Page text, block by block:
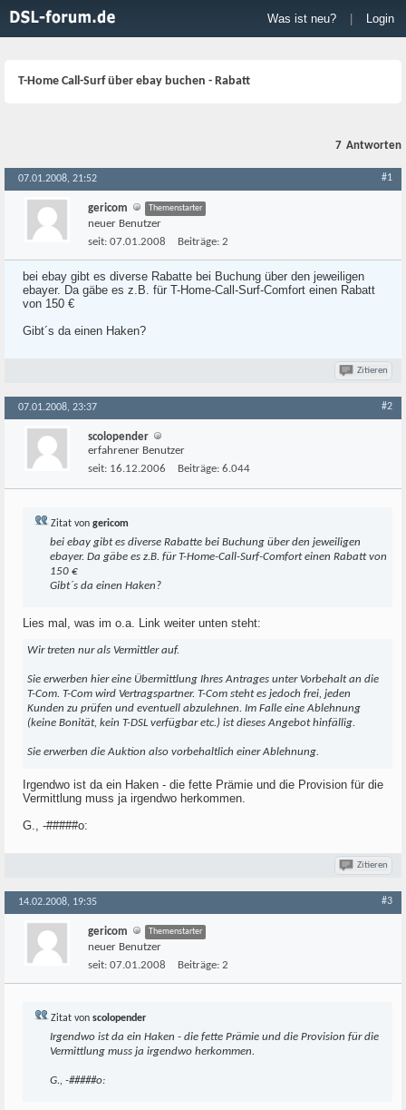
Was ist neu? Login
T-Home Call-Surf über ebay buchen - Rabatt
7 Antworten
07.01.2008, 21:52 #1
gericom Themenstarter
neuer Benutzer
seit: 07.01.2008 Beiträge: 2
bei ebay gibt es diverse Rabatte bei Buchung über den jeweiligen
ebayer. Da gäbe es z.B. für T-Home-Call-Surf-Comfort einen Rabatt
von 150 €
Gibt´s da einen Haken?
Zitieren
07.01.2008, 23:37 #2
scolopender
erfahrener Benutzer
seit: 16.12.2006 Beiträge: 6.044
Zitat von gericom
bei ebay gibt es diverse Rabatte bei Buchung über den jeweiligen
ebayer. Da gäbe es z.B. für T-Home-Call-Surf-Comfort einen Rabatt von
150 €
Gibt´s da einen Haken?
Lies mal, was im o.a. Link weiter unten steht:
Wir treten nur als Vermittler auf.
Sie erwerben hier eine Übermittlung Ihres Antrages unter Vorbehalt an die
T-Com. T-Com wird Vertragspartner. T-Com steht es jedoch frei, jeden
Kunden zu prüfen und eventuell abzulehnen. Im Falle eine Ablehnung
(keine Bonität, kein T-DSL verfügbar etc.) ist dieses Angebot hinfällig.
Sie erwerben die Auktion also vorbehaltlich einer Ablehnung.
Irgendwo ist da ein Haken - die fette Prämie und die Provision für die
Vermittlung muss ja irgendwo herkommen.
G., -#####o:
Zitieren
14.02.2008, 19:35 #3
gericom Themenstarter
neuer Benutzer
seit: 07.01.2008 Beiträge: 2
Zitat von scolopender
Irgendwo ist da ein Haken - die fette Prämie und die Provision für die
Vermittlung muss ja irgendwo herkommen.
G., -#####o: